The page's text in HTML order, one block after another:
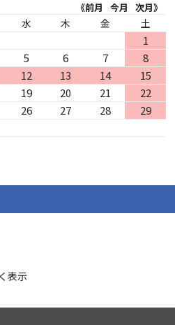
《前月 今月 次月》
水 木 金 土
1
5 6 7
8
12 13 14
15
19 20 21
22
26 27 28
29
表示